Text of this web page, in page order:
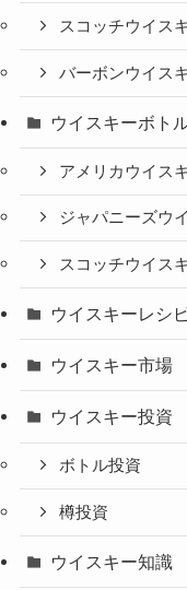
スコッチウイス
バーボンウイス
ウイスキーボト
アメリカウイス
ジャパニーズウ
スコッチウイス
ウイスキーレシ
ウイスキー市場
ウイスキー投資
ボトル投資
樽投資
ウイスキー知識